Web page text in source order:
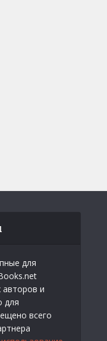
для
авторов и
для
всего